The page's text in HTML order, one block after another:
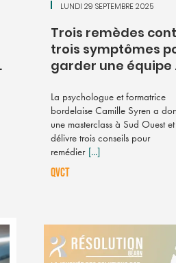
LUNDI 29 SEPTEMBRE 2025
Trois remèdes
trois symptômes
garder une équipe
La psychologue et formatrice
bordelaise Camille Syren a
une masterclass à Sud Ouest et
délivre trois conseils pour
remédier [...]
QVCT